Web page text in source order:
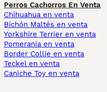
Perros Cachorros En Venta
Chihuahua en venta
Bichón Maltés en venta
Yorkshire Terrier en venta
Pomerania en venta
Border Collie en venta
Teckel en venta
Caniche Toy en venta